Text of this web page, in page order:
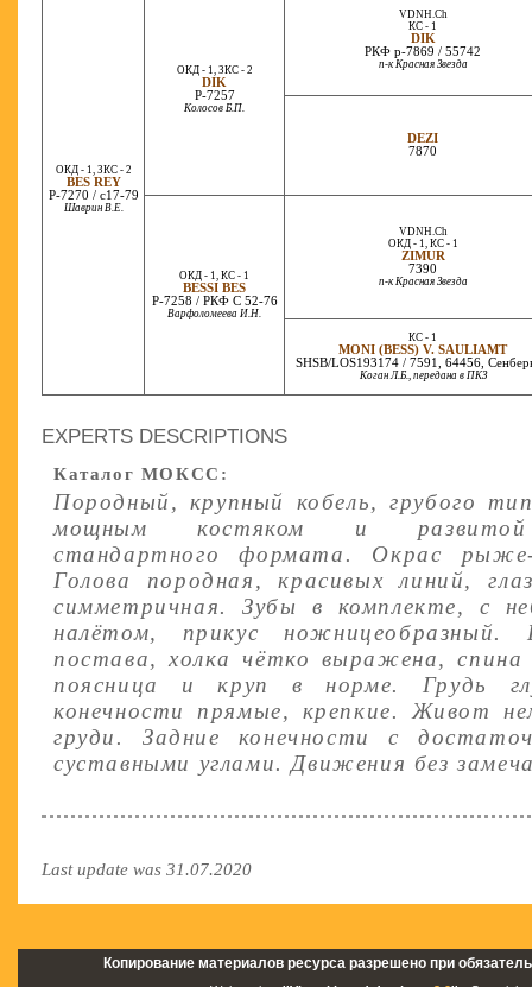
ОКД - 1, ЗКС - 2
BES REY
Р-7270 / с17-79
Шаврин В.Е.
ОКД - 1, ЗКС - 2
DIK
Р-7257
Колосов Б.П.
VDNH.Ch
КС - 1
DIK
РКФ р-7869 / 55742
п-к Красная Звезда
DEZI
7870
ОКД - 1, КС - 1
BESSI BES
Р-7258 / РКФ С 52-76
Варфоломеева И.Н.
VDNH.Ch
ОКД - 1, КС - 1
ZIMUR
7390
п-к Красная Звезда
КС - 1
MONI (BESS) V. SAULIAMT
SHSB/LOS193174 / 7591, 64456,
Коган Л.Б., передана в ПКЗ
EXPERTS DESCRIPTIONS
Каталог МОКСС:
Породный, крупный кобель, грубого
мощным костяком и развитой
стандартного формата. Окрас рыже-
Голова породная, красивых линий,
симметричная. Зубы в комплекте, с
налётом, прикус ножницеобразный.
постава, холка чётко выражена,
поясница и круп в норме. Грудь
конечности прямые, крепкие. Живот
груди. Задние конечности с
суставными углами. Движения без
Last update was 31.07.2020
Копирование материалов ресурса разрешено при